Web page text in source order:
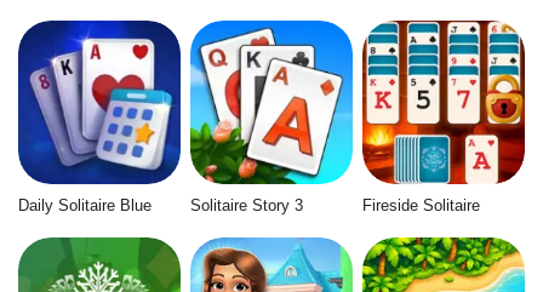
Daily Solitaire Blue Solitaire Story 3 Fireside Solitaire